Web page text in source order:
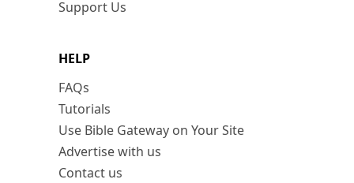
Support Us
HELP
FAQs
Tutorials
Use Bible Gateway on Your Site
Advertise with us
Contact us